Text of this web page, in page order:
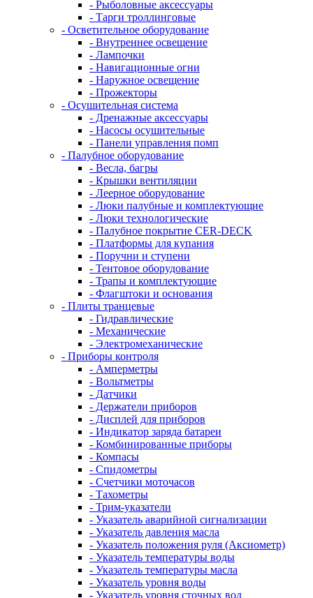
- Рыболовные аксессуары
- Тарги троллинговые
- Осветительное оборудование
- Внутреннее освещение
- Лампочки
- Навигационные огни
- Наружное освещение
- Прожекторы
- Осушительная система
- Дренажные аксессуары
- Насосы осушительные
- Панели управления помп
- Палубное оборудование
- Весла, багры
- Крышки вентиляции
- Леерное оборудование
- Люки палубные и комплектующие
- Люки технологические
- Палубное покрытие CER-DECK
- Платформы для купания
- Поручни и ступени
- Тентовое оборудование
- Трапы и комплектующие
- Флагштоки и основания
- Плиты транцевые
- Гидравлические
- Механические
- Электромеханические
- Приборы контроля
- Амперметры
- Вольтметры
- Датчики
- Держатели приборов
- Дисплей для приборов
- Индикатор заряда батареи
- Комбинированные приборы
- Компасы
- Спидометры
- Счетчики моточасов
- Тахометры
- Трим-указатели
- Указатель аварийной сигнализации
- Указатель давления масла
- Указатель положения руля (Аксиометр)
- Указатель температуры воды
- Указатель температуры масла
- Указатель уровня воды
- Указатель уровня сточных вод